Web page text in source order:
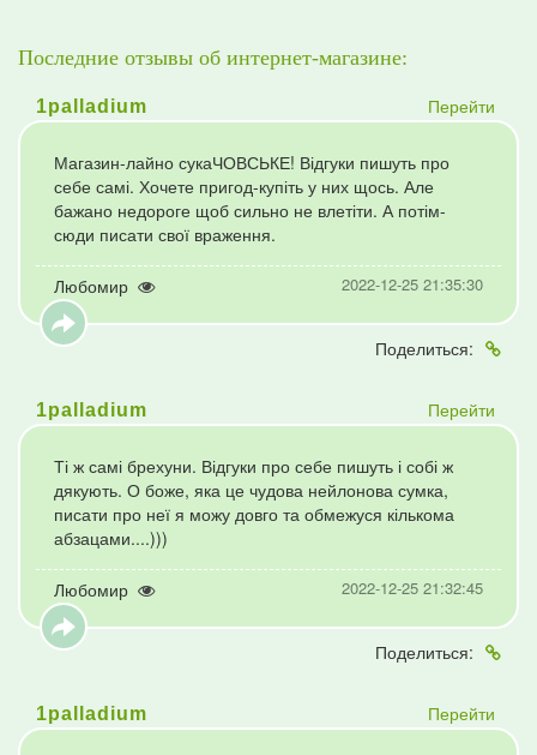
Последние отзывы об интернет-магазине:
1palladium Перейти
Магазин-лайно сукаЧОВСЬКЕ! Відгуки пишуть про
себе самі. Хочете пригод-купіть у них щось. Але
бажано недороге щоб сильно не влетіти. А потім-
сюди писати свої враження.
Любомир 2022-12-25 21:35:30
Поделиться:
1palladium Перейти
Ті ж самі брехуни. Відгуки про себе пишуть і собі ж
дякують. О боже, яка це чудова нейлонова сумка,
писати про неї я можу довго та обмежуся кількома
абзацами....)))
Любомир 2022-12-25 21:32:45
Поделиться:
1palladium Перейти